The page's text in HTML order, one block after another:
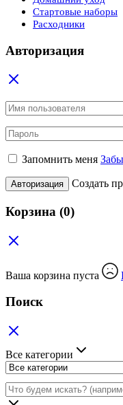
Стартовые наборы
Расходники
Авторизация
Запомнить меня
Авторизация Создать
Корзина (0)
Ваша корзина пуста
Поиск
Все категории